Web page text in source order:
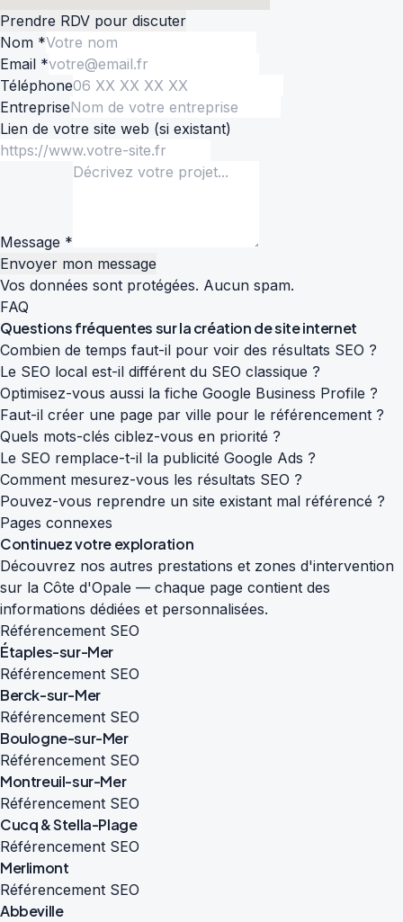
Prendre RDV pour discuter
Nom *
Email *
Téléphone
Entreprise
Lien de votre site web (si existant)
Message *
Envoyer mon message
Vos données sont protégées. Aucun spam.
FAQ
Questions fréquentes sur lacréation de site internet
Combien de temps faut-il pour voir des résultats SEO ?
Le SEO local est-il différent du SEO classique ?
Optimisez-vous aussi la fiche Google Business Profile ?
Faut-il créer une page par ville pour le référencement ?
Quels mots-clés ciblez-vous en priorité ?
Le SEO remplace-t-il la publicité Google Ads ?
Comment mesurez-vous les résultats SEO ?
Pouvez-vous reprendre un site existant mal référencé ?
Pages connexes
Continuez votre exploration
Découvrez nos autres prestations et zones d'intervention
sur la Côte d'Opale — chaque page contient des
informations dédiées et personnalisées.
Référencement SEO
Étaples-sur-Mer
Référencement SEO
Berck-sur-Mer
Référencement SEO
Boulogne-sur-Mer
Référencement SEO
Montreuil-sur-Mer
Référencement SEO
Cucq & Stella-Plage
Référencement SEO
Merlimont
Référencement SEO
Abbeville